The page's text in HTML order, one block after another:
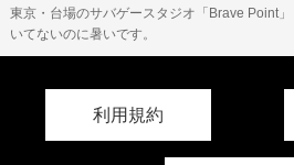
東京・台場のサバゲースタジオ「Brave Point」
いてないのに暑いです。
利用規約